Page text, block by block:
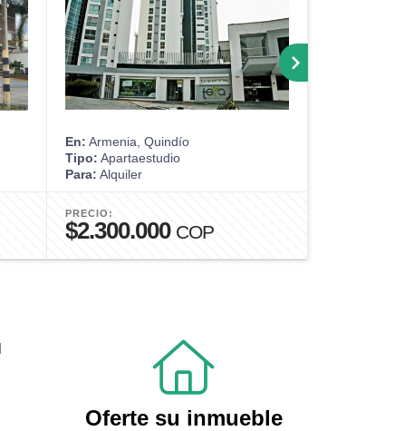
En: Armenia, Quindío
Tipo: Apartaestudio
Para: Alquiler
PRECIO:
$2.300.000 COP
Oferte su inmueble